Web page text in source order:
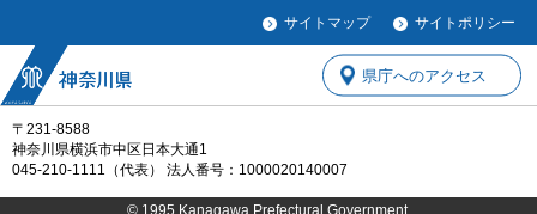
サイトマップ サイトポリシー
〒231-8588
神奈川県横浜市中区日本大通1
045-210-1111（代表） 法人番号：1000020140007
県庁へのアクセス
© 1995 Kanagawa Prefectural Government.